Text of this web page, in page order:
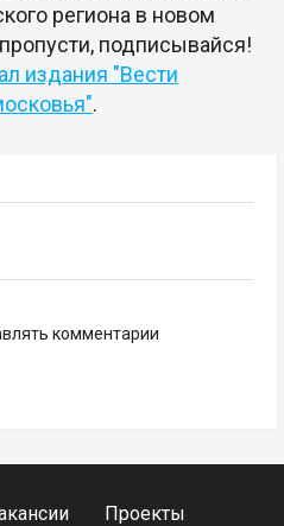
региона в новом
подписывайся!
издания "Вести
.
комментарии
Проекты